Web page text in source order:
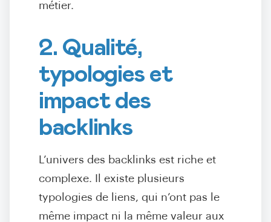
métier.
2. Qualité,
typologies et
impact des
backlinks
L’univers des backlinks est riche et
complexe. Il existe plusieurs
typologies de liens, qui n’ont pas le
même impact ni la même valeur aux